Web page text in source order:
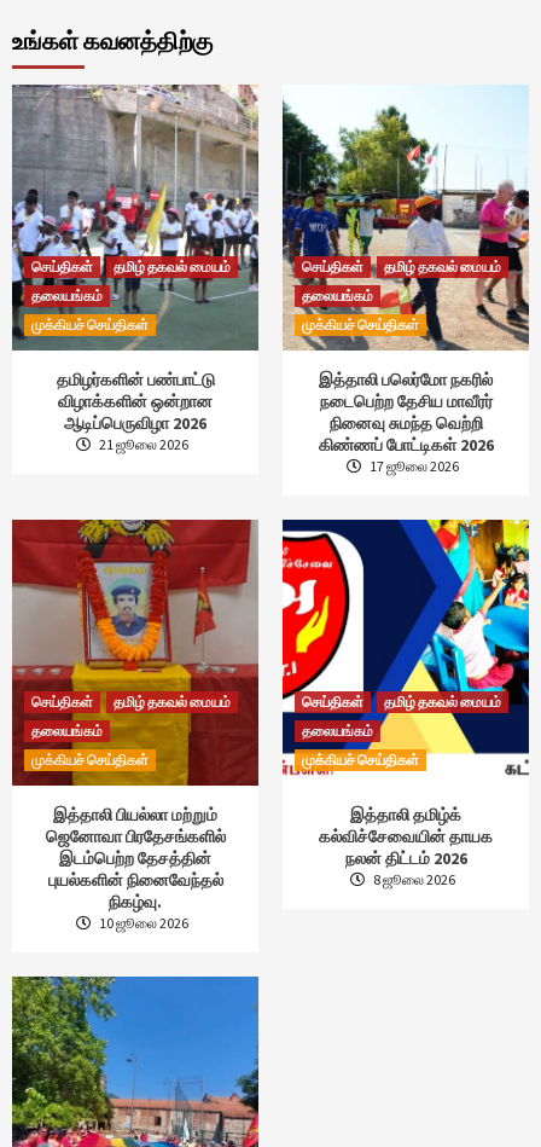
உங்கள் கவனத்திற்கு
செய்திகள்
தமிழ் தகவல் மையம்
தலையங்கம்
முக்கியச் செய்திகள்
தமிழர்களின் பண்பாட்டு
விழாக்களின் ஒன்றான
ஆடிப்பெருவிழா 2026
21 ஜூலை 2026
செய்திகள்
தமிழ் தகவல் மையம்
தலையங்கம்
முக்கியச் செய்திகள்
இத்தாலி பலெர்மோ நகரில்
நடைபெற்ற தேசிய மாவீரர்
நினைவு சுமந்த வெற்றி
கிண்ணப் போட்டிகள் 2026
17 ஜூலை 2026
செய்திகள்
தமிழ் தகவல் மையம்
தலையங்கம்
முக்கியச் செய்திகள்
இத்தாலி பியல்லா மற்றும்
ஜெனோவா பிரதேசங்களில்
இடம்பெற்ற தேசத்தின்
புயல்களின் நினைவேந்தல்
நிகழ்வு.
10 ஜூலை 2026
செய்திகள்
தமிழ் தகவல் மையம்
தலையங்கம்
முக்கியச் செய்திகள்
இத்தாலி தமிழ்க்
கல்விச்சேவையின் தாயக
நலன் திட்டம் 2026
8 ஜூலை 2026